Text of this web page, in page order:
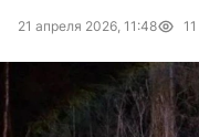
21 апреля 2026, 11:48 11